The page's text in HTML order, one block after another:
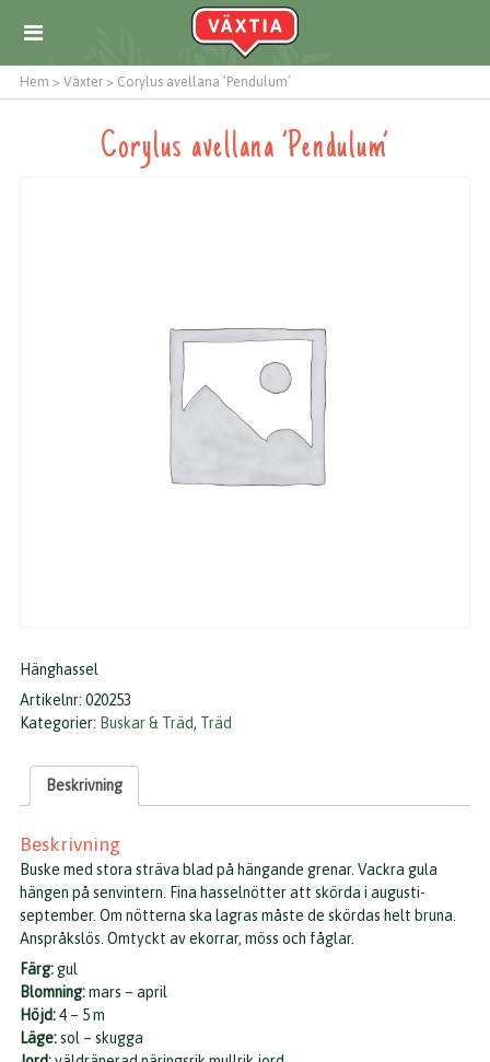
Hem > Växter > Corylus avellana ’Pendulum’
Corylus avellana ’Pendulum’
Hänghassel
Artikelnr: 020253
Kategorier: Buskar & Träd, Träd
Beskrivning
Beskrivning
Buske med stora sträva blad på hängande grenar. Vackra gula
hängen på senvintern. Fina hasselnötter att skörda i augusti-
september. Om nötterna ska lagras måste de skördas helt bruna.
Anspråkslös. Omtyckt av ekorrar, möss och fåglar.
Färg:gul
Blomning:mars – april
Höjd:4 – 5 m
Läge:sol – skugga